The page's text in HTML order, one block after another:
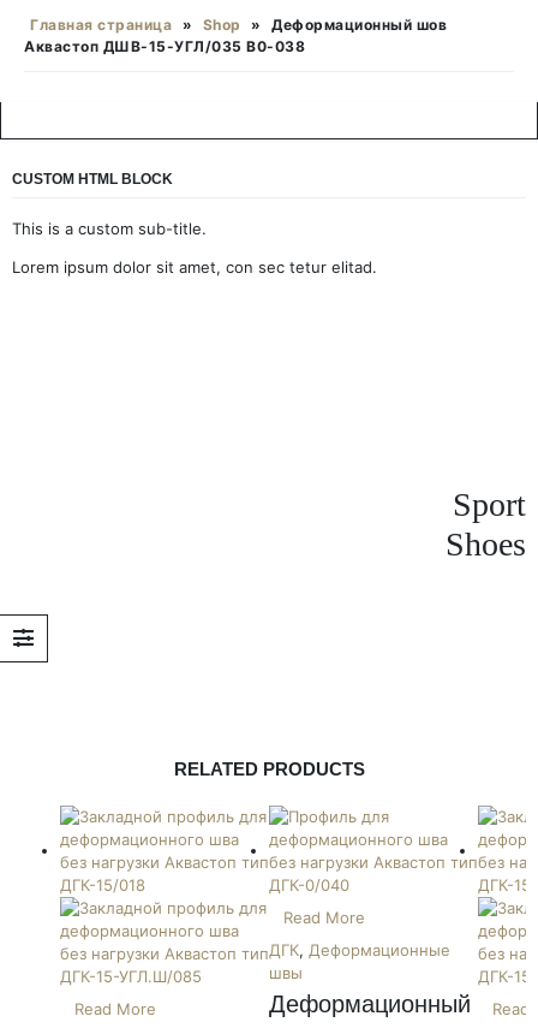
Главная страница » Shop »
Деформационный шов
Аквастоп ДШВ-15-УГЛ/035 В0-038
CUSTOM HTML BLOCK
This is a custom sub-title.
Lorem ipsum dolor sit amet, con sec tetur elitad.
Sport
Shoes
RELATED PRODUCTS
Read More
Read More
ДГК, Деформационные
швы
Деформационный
Read